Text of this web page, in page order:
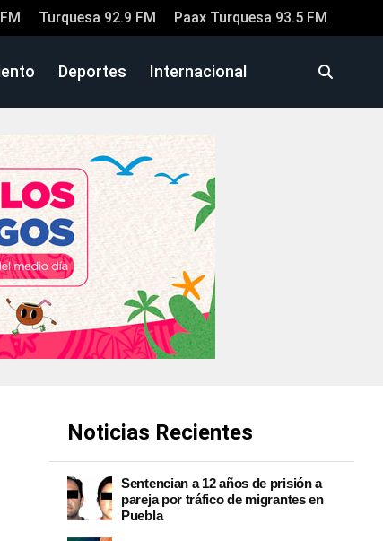
Turquesa 92.9 FM Paax Turquesa 93.5 FM
Deportes Internacional
Noticias Recientes
Sentencian a 12 años de prisión a
pareja por tráfico de migrantes en
Puebla